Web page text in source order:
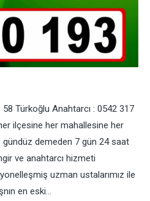
Türkoğlu Anahtarcı : 0542 317
ilçesine her mahallesine her
demeden 7 gün 24 saat
ve anahtarcı hizmeti
uzman ustalarımız ile
en eski…